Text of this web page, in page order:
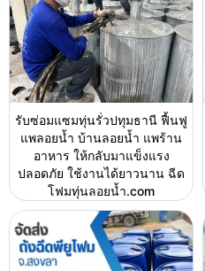
รับซ่อมแซมทุ่นรั่วปทุมธานี ฟื้นฟู
แพลอยน้ำ บ้านลอยน้ำ แพร้าน
อาหาร ให้กลับมาแข็งแรง
ปลอดภัย ใช้งานได้ยาวนาน ฉีด
โฟมทุ่นลอยน้ำ.com